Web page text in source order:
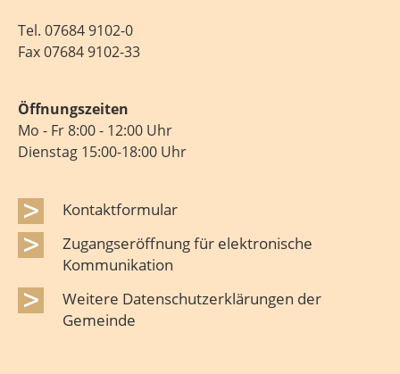
Tel. 07684 9102-0
Fax 07684 9102-33
Öffnungszeiten
Mo - Fr 8:00 - 12:00 Uhr
Dienstag 15:00-18:00 Uhr
Kontaktformular
Zugangseröffnung für elektronische
Kommunikation
Weitere Datenschutzerklärungen der
Gemeinde